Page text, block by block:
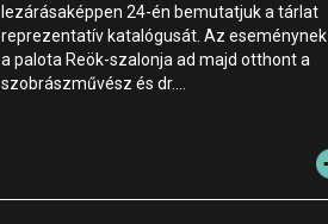
lezárásaképpen 24-én bemutatjuk a tárlat
reprezentatív katalógusát. Az eseménynek
a palota Reök-szalonja ad majd otthont a
szobrászművész és dr.…